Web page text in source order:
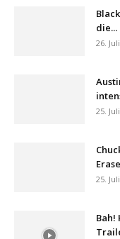
die...
26.
25.
25.
Bah!